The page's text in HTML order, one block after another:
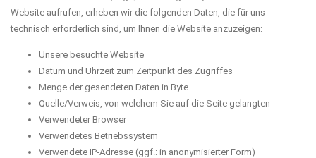
Website aufrufen, erheben wir die folgenden Daten, die für uns
technisch erforderlich sind, um Ihnen die Website anzuzeigen:
Unsere besuchte Website
Datum und Uhrzeit zum Zeitpunkt des Zugriffes
Menge der gesendeten Daten in Byte
Quelle/Verweis, von welchem Sie auf die Seite gelangten
Verwendeter Browser
Verwendetes Betriebssystem
Verwendete IP-Adresse (ggf.: in anonymisierter Form)